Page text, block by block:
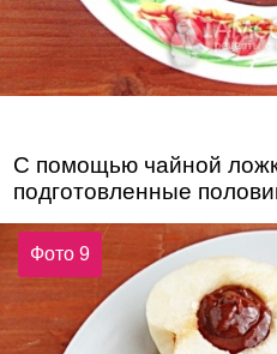
С помощью чайной
подготовленные
Фото 9